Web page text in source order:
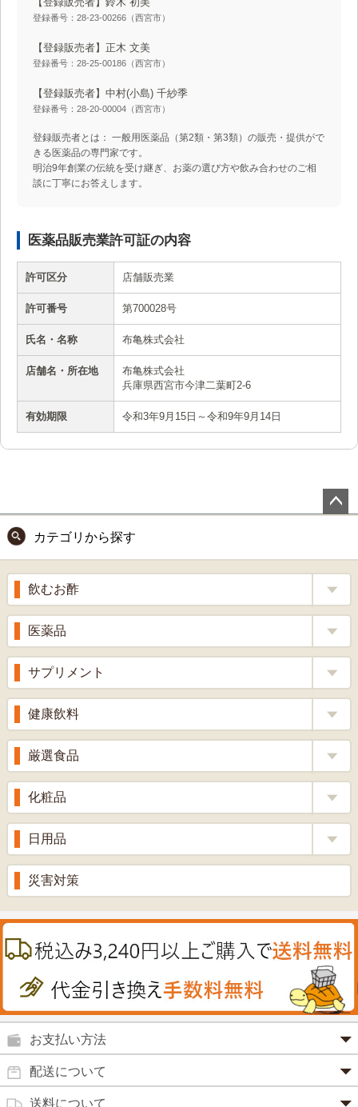
登録番号：28-23-00266（西宮市）
【登録販売者】正木 文美
登録番号：28-25-00186（西宮市）
【登録販売者】中村(小島) 千紗季
登録番号：28-20-00004（西宮市）
登録販売者とは： 一般用医薬品（第2類・第3類）の販売・提供がで
きる医薬品の専門家です。
明治9年創業の伝統を受け継ぎ、お薬の選び方や飲み合わせのご相
談に丁寧にお答えします。
医薬品販売業許可証の内容
許可区分 店舗販売業
許可番号 第700028号
氏名・名称 布亀株式会社
店舗名・所在地
布亀株式会社
兵庫県西宮市今津二葉町2-6
有効期限 令和3年9月15日～令和9年9月14日
ップ
へ
カテゴリから探す
飲むお酢
補酵素のちから
くろ酢
りんご酢
ざくろ酢
梅酢
医薬品
風邪薬
胃腸薬
整腸薬
解熱鎮痛剤
せきどめ
滋養強壮
消炎鎮痛剤
肌・皮膚のお薬
絆創膏
殺菌消毒液
鼻炎薬
サプリメント
ウコン
乳酸菌
ローヤルゼリー
牡蠣エキス
プロポリス
プラセンタ
肝油
鉄
ノコギリヤシ
グルコサミン
田七人参
イチョウ葉
カルシウム
健康飲料
健康茶
漢方茶
青汁・豆乳
甘酒
健康ドリンク
厳選食品
もち麦・十六穀米
生姜
丼の素
のど飴
うどん・そば
喜多方ラーメン
カレー・シチュー
化粧品
美容品
スキンクリーム＆美容パック
ウオッシュ＆ソープ
日用品
入浴剤
災害対策
お支払い方法
クレジットカード(1 回払いのみ)
SSL 認証で暗号化処理していますので、 安心して
ご利用いただけます。
配送について
商品は日本郵便にて発送致します。
送料について